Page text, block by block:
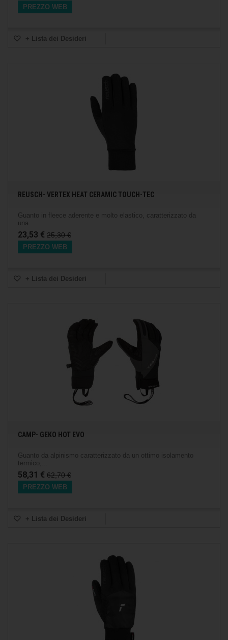
PREZZO WEB
+ Lista dei Desideri
REUSCH- VERTEX HEAT CERAMIC TOUCH-TEC
Guanto in fleece aderente e molto elastico, caratterizzato da
una...
23,53 € 25,30 €
PREZZO WEB
+ Lista dei Desideri
CAMP- GEKO HOT EVO
Guanto da alpinismo caratterizzato da un ottimo isolamento
termico,...
58,31 € 62,70 €
PREZZO WEB
+ Lista dei Desideri